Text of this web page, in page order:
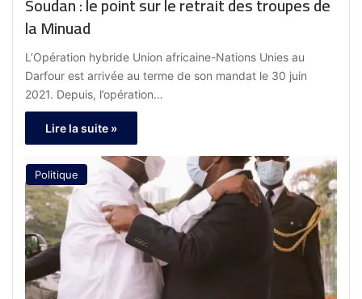
la Minuad
L’Opération hybride Union africaine-Nations Unies au
Darfour est arrivée au terme de son mandat le 30 juin
2021. Depuis, l’opération…
Lire la suite »
Politique